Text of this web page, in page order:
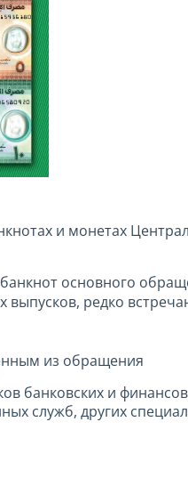
и монетах
основного
редко
из обращения
банковских и
служб, других